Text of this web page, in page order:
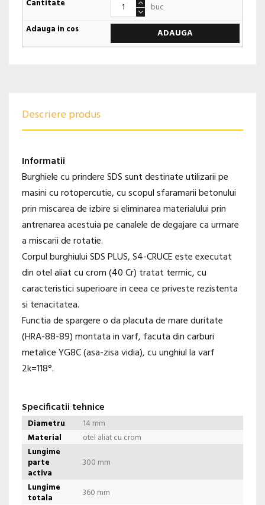
buc
ADAUGA
Descriere produs
Informatii
Burghiele cu prindere SDS sunt destinate utilizarii pe
masini cu rotopercutie, cu scopul sfaramarii betonului
prin miscarea de izbire si eliminarea materialului prin
antrenarea acestuia pe canalele de degajare ca urmare
a miscarii de rotatie.
Corpul burghiului SDS PLUS, S4-CRUCE este executat
din otel aliat cu crom (40 Cr) tratat termic, cu
caracteristici superioare in ceea ce priveste rezistenta
si tenacitatea.
Functia de spargere o da placuta de mare duritate
(HRA-88-89) montata in varf, facuta din carburi
metalice YG8C (asa-zisa vidia), cu unghiul la varf
2k=118°.
Specificatii tehnice
Diametru
14 mm
Material
otel aliat cu crom
Lungime
parte
activa
300 mm
Lungime
totala
360 mm